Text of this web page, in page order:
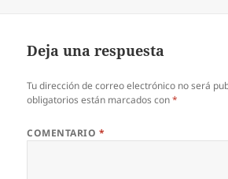
Deja una respuesta
Tu dirección de correo electrónico no será
obligatorios están marcados con*
COMENTARIO *